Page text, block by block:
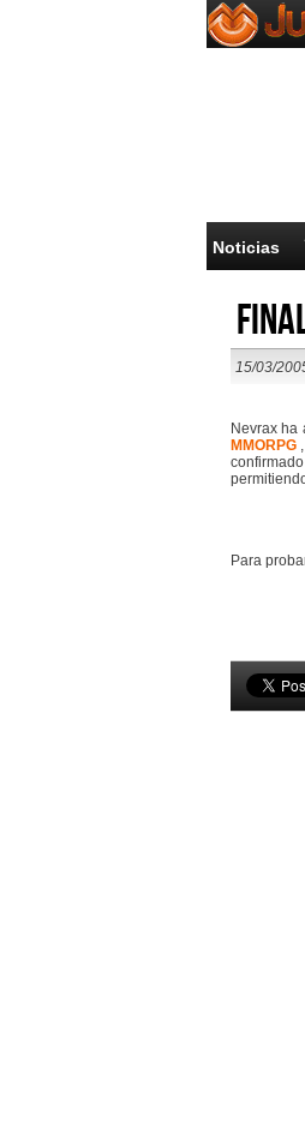
Noticias
15/03/
Nevrax ha
MMORPG
Para